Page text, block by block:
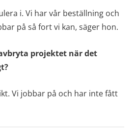
i. Vi har vår beställning och
på så fort vi kan, säger hon.
projektet när det
Vi jobbar på och har inte fått